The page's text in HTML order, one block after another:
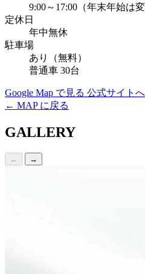
9:00～17:00（年末年始は変
定休日
年中無休
駐車場
あり（無料）
普通車 30台
Google Map で見る 公式サイトへ
← MAP に戻る
GALLERY
← →